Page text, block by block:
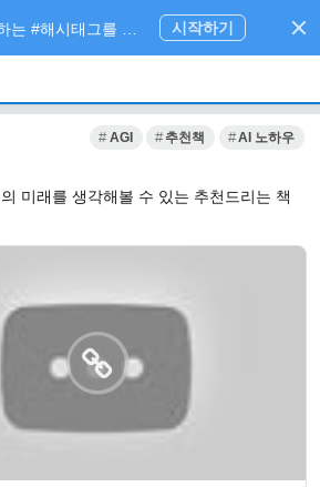
AGI 추천책 AI 노하우
미래를 생각해볼 수 있는 추천드리는 책
스닙팟에서는 좋아하는 #해시태그를 팔로우 하고 내가 관심있는 주제만 모아볼 수 있어요. 시작하기